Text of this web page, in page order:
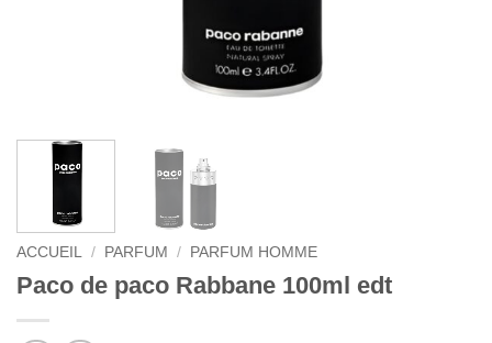
ACCUEIL / PARFUM / PARFUM HOMME
Paco de paco Rabbane 100ml edt